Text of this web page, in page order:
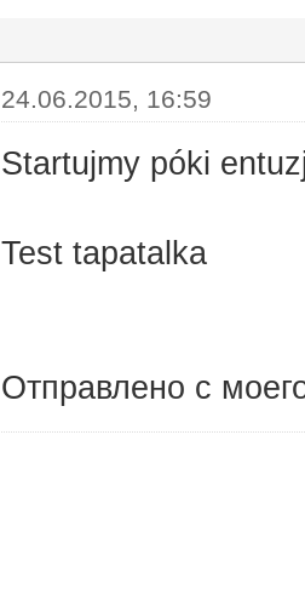
24.06.2015, 16:59
Startujmy póki
Test tapatalka
Отправлено с